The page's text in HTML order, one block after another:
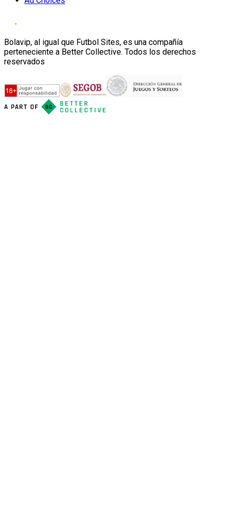
Bolavip, al igual que Futbol Sites, es una compañía
perteneciente a Better Collective. Todos los derechos
reservados